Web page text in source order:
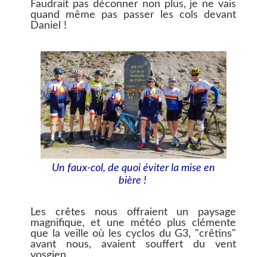
Faudrait pas déconner non plus, je ne vais
quand même pas passer les cols devant
Daniel !
Un faux-col, de quoi éviter la mise en
bière !
Les crêtes nous offraient un paysage
magnifique, et une météo plus clémente
que la veille où les cyclos du G3, "crêtins"
avant nous, avaient souffert du vent